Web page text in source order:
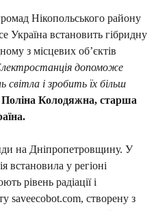
Нікопольського району
Україна встановить гібридну
з місцевих об’єктів
допоможе
і зробить їх більш
Поліна Колодяжна, старша
на Дніпропетровщину. У
встановила у регіоні
рівень радіації і
saveecobot.com, створену з